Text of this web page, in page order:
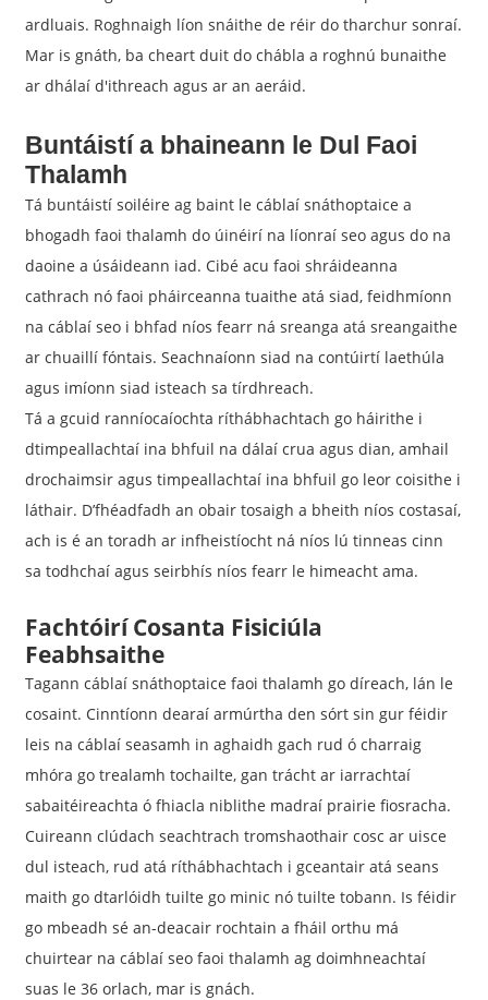
ardluais. Roghnaigh líon snáithe de réir do tharchur sonraí.
Mar is gnáth, ba cheart duit do chábla a roghnú bunaithe
ar dhálaí d'ithreach agus ar an aeráid.
Buntáistí a bhaineann le Dul Faoi
Thalamh
Tá buntáistí soiléire ag baint le cáblaí snáthoptaice a
bhogadh faoi thalamh do úinéirí na líonraí seo agus do na
daoine a úsáideann iad. Cibé acu faoi shráideanna
cathrach nó faoi pháirceanna tuaithe atá siad, feidhmíonn
na cáblaí seo i bhfad níos fearr ná sreanga atá sreangaithe
ar chuaillí fóntais. Seachnaíonn siad na contúirtí laethúla
agus imíonn siad isteach sa tírdhreach.
Tá a gcuid ranníocaíochta ríthábhachtach go háirithe i
dtimpeallachtaí ina bhfuil na dálaí crua agus dian, amhail
drochaimsir agus timpeallachtaí ina bhfuil go leor coisithe i
láthair. D’fhéadfadh an obair tosaigh a bheith níos costasaí,
ach is é an toradh ar infheistíocht ná níos lú tinneas cinn
sa todhchaí agus seirbhís níos fearr le himeacht ama.
Fachtóirí Cosanta Fisiciúla
Feabhsaithe
Tagann cáblaí snáthoptaice faoi thalamh go díreach, lán le
cosaint. Cinntíonn dearaí armúrtha den sórt sin gur féidir
leis na cáblaí seasamh in aghaidh gach rud ó charraig
mhóra go trealamh tochailte, gan trácht ar iarrachtaí
sabaitéireachta ó fhiacla niblithe madraí prairie fiosracha.
Cuireann clúdach seachtrach tromshaothair cosc ​​ar uisce
dul isteach, rud atá ríthábhachtach i gceantair atá seans
maith go dtarlóidh tuilte go minic nó tuilte tobann. Is féidir
go mbeadh sé an-deacair rochtain a fháil orthu má
chuirtear na cáblaí seo faoi thalamh ag doimhneachtaí
suas le 36 orlach, mar is gnách.